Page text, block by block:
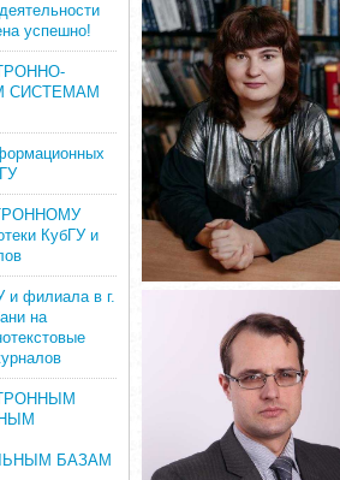
успешно!
СИСТЕМАМ
КубГУ и
филиала в г.
на
БАЗАМ